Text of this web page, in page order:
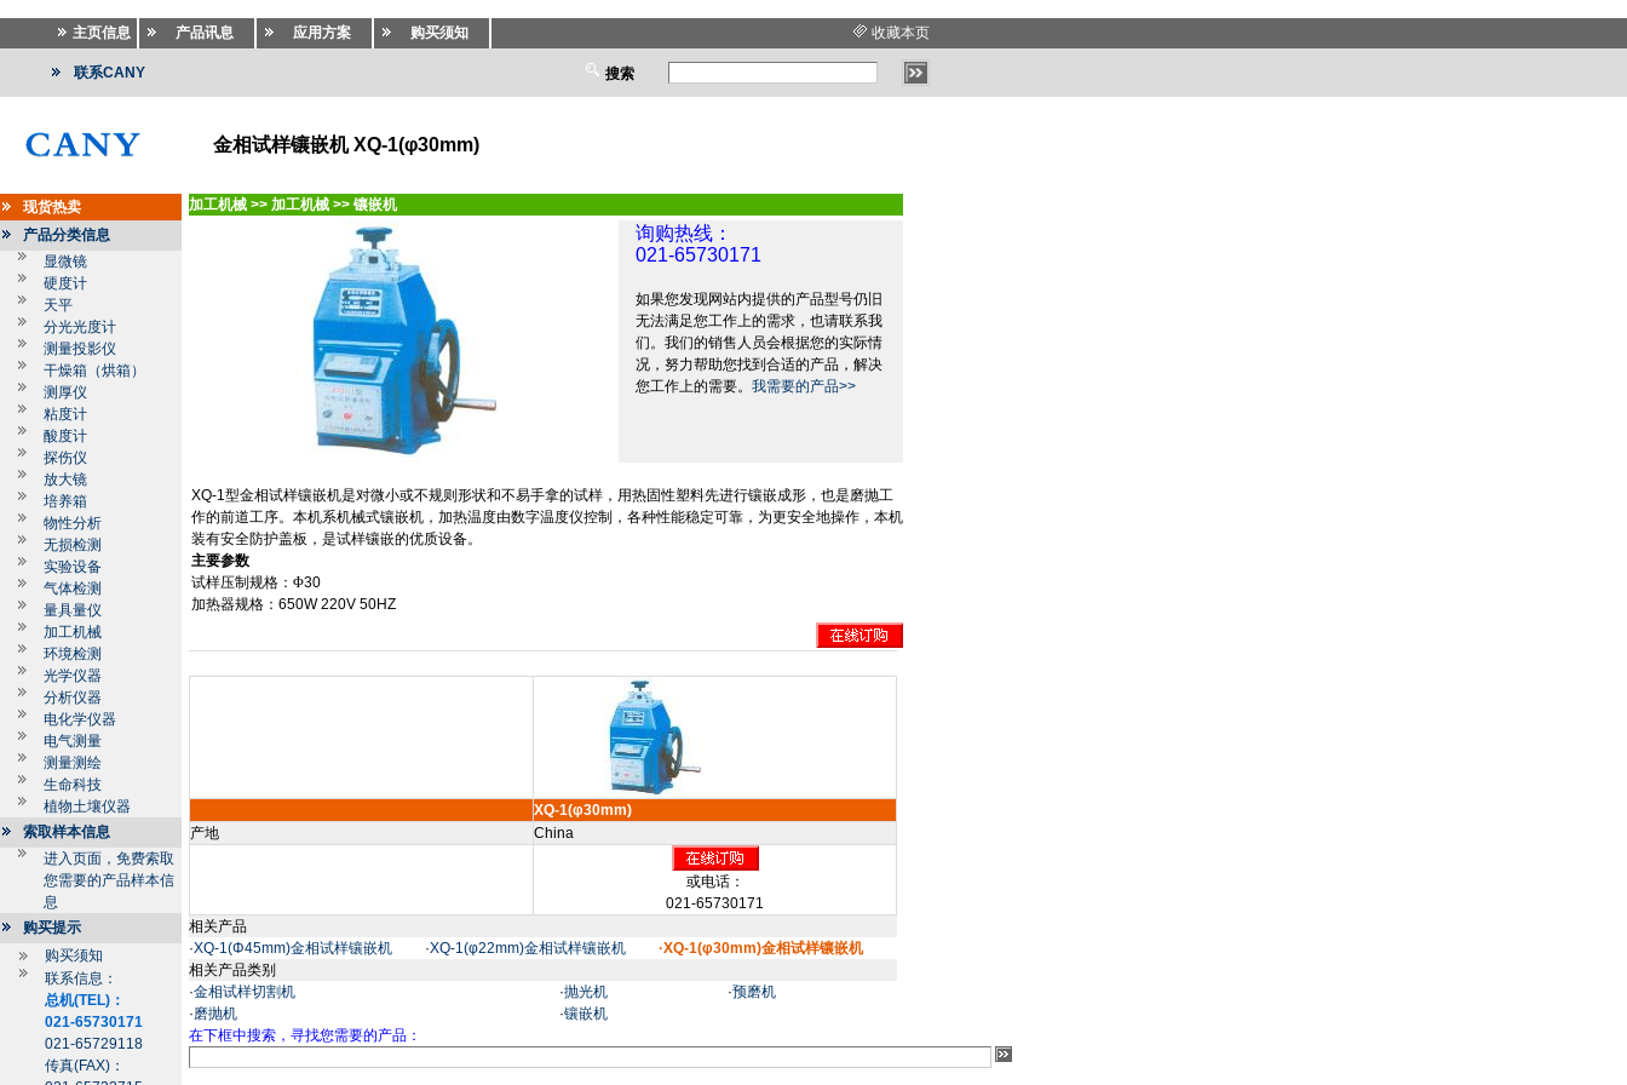
主页信息 产品讯息 应用方案 购买须知 收藏本页
联系CANY 搜索
金相试样镶嵌机 XQ-1(φ30mm)
现货热卖
产品分类信息
显微镜
硬度计
天平
分光光度计
测量投影仪
干燥箱（烘箱）
测厚仪
粘度计
酸度计
探伤仪
放大镜
培养箱
物性分析
无损检测
实验设备
气体检测
量具量仪
加工机械
环境检测
光学仪器
分析仪器
电化学仪器
电气测量
测量测绘
生命科技
植物土壤仪器
索取样本信息
进入页面，免费索取
您需要的产品样本信
息
购买提示
购买须知
联系信息：
总机(TEL)：
021-65730171
021-65729118
传真(FAX)：
加工机械 >> 加工机械 >> 镶嵌机
询购热线：
021-65730171
如果您发现网站内提供的产品型号仍旧
无法满足您工作上的需求，也请联系我
们。我们的销售人员会根据您的实际情
况，努力帮助您找到合适的产品，解决
您工作上的需要。 我需要的产品>>
XQ-1型金相试样镶嵌机是对微小或不规则形状和不易手拿的试样，用热固性塑料先进行镶嵌成形，也是磨抛工
作的前道工序。本机系机械式镶嵌机，加热温度由数字温度仪控制，各种性能稳定可靠，为更安全地操作，本机
装有安全防护盖板，是试样镶嵌的优质设备。
主要参数
试样压制规格： Φ30
加热器规格： 650W 220V 50HZ
XQ-1(φ30mm)
产地
China
或电话：
021-65730171
相关产品
·XQ-1(Φ45mm)金相试样镶嵌机 ·XQ-1(φ22mm)金相试样镶嵌机
·XQ-1(φ30mm)金相试样镶嵌机
相关产品类别
·金相试样切割机 ·抛光机 ·预磨机
·磨抛机 ·镶嵌机
在下框中搜索，寻找您需要的产品：